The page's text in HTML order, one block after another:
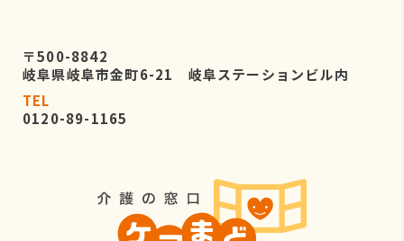
〒500-8842
岐阜県岐阜市金町6-21 岐阜ステーションビル内
TEL
0120-89-1165